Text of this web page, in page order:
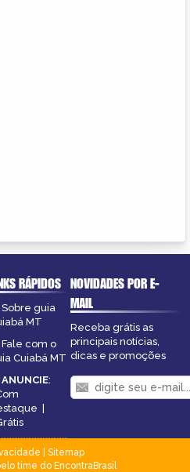
RÁPIDOS
Sobre guia
MT
Fale com o
Cuiabá MT
ANUNCIE:
|
NOVIDADES POR E-
MAIL
Receba grátis as
principais notícias,
dicas e promoções
Sitemap
time do EncontraBrasil